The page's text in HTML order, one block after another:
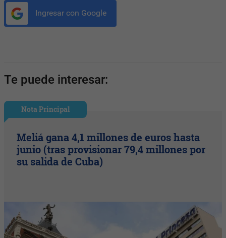
Ingresar con Google
Te puede interesar:
Nota Principal
Meliá gana 4,1 millones de euros hasta
junio (tras provisionar 79,4 millones por
su salida de Cuba)